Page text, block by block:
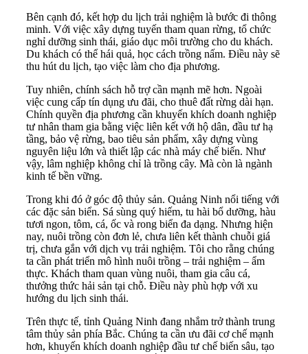
Bên cạnh đó, kết hợp du lịch trải nghiệm là bước đi thông
minh. Với việc xây dựng tuyến tham quan rừng, tổ chức
nghỉ dưỡng sinh thái, giáo dục môi trường cho du khách.
Du khách có thể hái quả, học cách trồng nấm. Điều này sẽ
thu hút du lịch, tạo việc làm cho địa phương.
Tuy nhiên, chính sách hỗ trợ cần mạnh mẽ hơn. Ngoài
việc cung cấp tín dụng ưu đãi, cho thuê đất rừng dài hạn.
Chính quyền địa phương cần khuyến khích doanh nghiệp
tư nhân tham gia bằng việc liên kết với hộ dân, đầu tư hạ
tầng, bảo vệ rừng, bao tiêu sản phẩm, xây dựng vùng
nguyên liệu lớn và thiết lập các nhà máy chế biến. Như
vậy, lâm nghiệp không chỉ là trồng cây. Mà còn là ngành
kinh tế bền vững.
Trong khi đó ở góc độ thủy sản. Quảng Ninh nổi tiếng với
các đặc sản biển. Sá sùng quý hiếm, tu hài bổ dưỡng, hàu
tươi ngon, tôm, cá, ốc và rong biển đa dạng. Nhưng hiện
nay, nuôi trồng còn đơn lẻ, chưa liên kết thành chuỗi giá
trị, chưa gắn với dịch vụ trải nghiệm. Tôi cho rằng chúng
ta cần phát triển mô hình nuôi trồng – trải nghiệm – ẩm
thực. Khách tham quan vùng nuôi, tham gia câu cá,
thưởng thức hải sản tại chỗ. Điều này phù hợp với xu
hướng du lịch sinh thái.
Trên thực tế, tỉnh Quảng Ninh đang nhắm trở thành trung
tâm thủy sản phía Bắc. Chúng ta cần ưu đãi cơ chế mạnh
hơn, khuyến khích doanh nghiệp đầu tư chế biến sâu, tạo